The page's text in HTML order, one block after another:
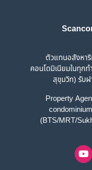
ตัวแทนอสังหาริ
คอนโดมิเนียมในทุกท
สุขุมวิท) รับฝ
Property
(BTS/MRT/